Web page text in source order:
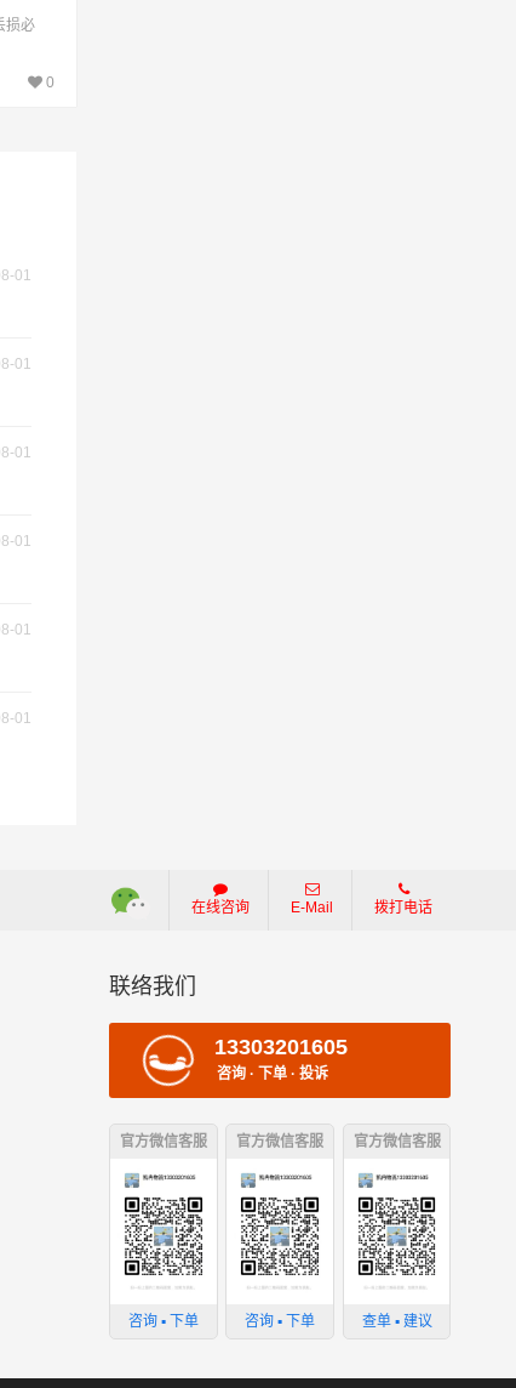
损必
0
01
01
01
01
01
01
在线咨询 E-Mail 拨打电话
联络我们
13303201605
咨询 · 下单 · 投诉
官方微信客服
咨询 ▪ 下单
官方微信客服
咨询 ▪ 下单
官方微信客服
查单 ▪ 建议